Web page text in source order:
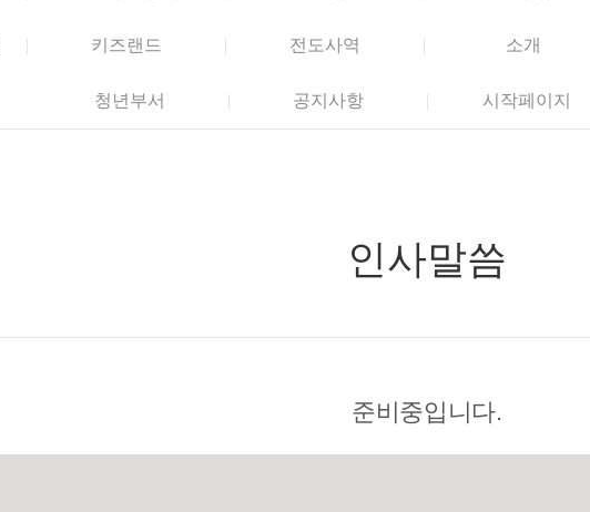
키즈랜드 전도사역 소개
청년부서 공지사항 시작페이지
인사말씀
준비중입니다.